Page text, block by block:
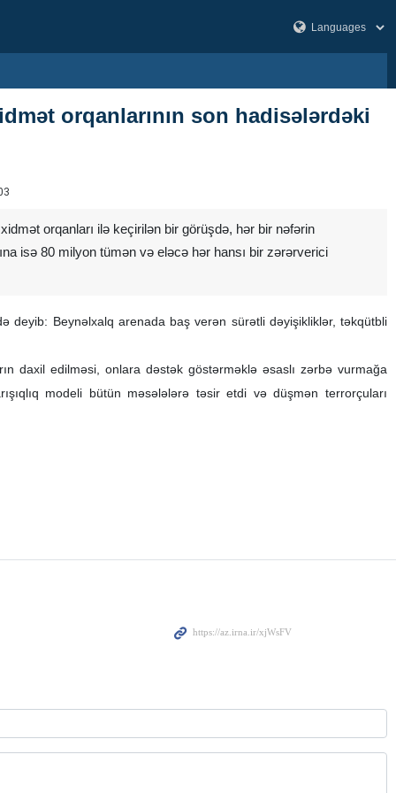
orqanlarının son hadisələrdəki
orqanları ilə keçirilən bir görüşdə, hər bir nəfərin
isə 80 milyon tümən və eləcə hər hansı bir zərərverici
deyib: Beynəlxalq arenada baş verən sürətli dəyişikliklər, təkqütbli
daxil edilməsi, onlara dəstək göstərməklə əsaslı zərbə vurmağa
modeli bütün məsələlərə təsir etdi və düşmən terrorçuları